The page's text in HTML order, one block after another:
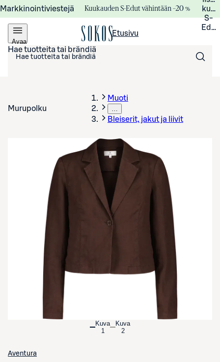
Markkinointiviestejä Kuukauden S-Edut vähintään –20 %
S-
Avaa
valikko
Etusivu
Hae tuotteita tai brändiä
Murupolku
Muoti
…
Bleiserit, jakut ja liivit
Avaa tuotekuva suurennettuna
Kuva
1
Kuva
2
Aventura